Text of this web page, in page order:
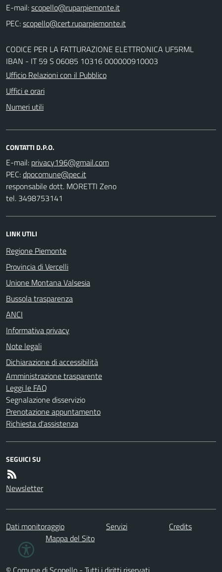
E-mail:
PEC:
CODICE PER LA FATTURAZIONE ELETTRONICA UF5RML
IBAN - IT 59 S 06085 10316 000000910003
Ufficio Relazioni con il Pubblico
Uffici e orari
Numeri utili
CONTATTI D.P.O.
E-mail:
PEC:
responsabile dott. MORETTI Zeno
tel. 3498753141
LINK UTILI
Regione Piemonte
Provincia di Vercelli
Unione Montana Valsesia
Bussola trasparenza
ANCI
Informativa privacy
Note legali
Dichiarazione di accessibilità
Amministrazione trasparente
Leggi le FAQ
Segnalazione disservizio
Prenotazione appuntamento
Richiesta d'assistenza
SEGUICI SU
Newsletter
Dati monitoraggio Servizi
Credits
Mappa del Sito